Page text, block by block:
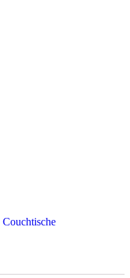
Couchtische